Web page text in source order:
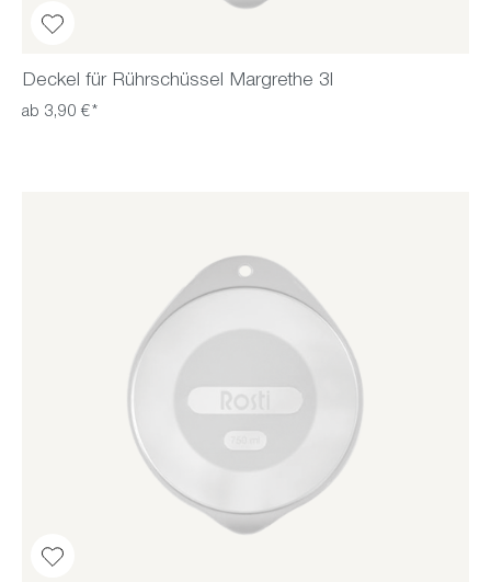
Deckel für Rührschüssel Margrethe 3l
ab 3,90 €*